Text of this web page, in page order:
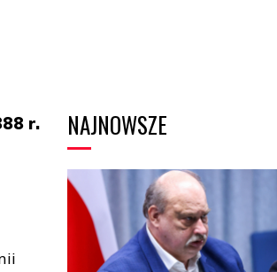
r.
NAJNOWSZE